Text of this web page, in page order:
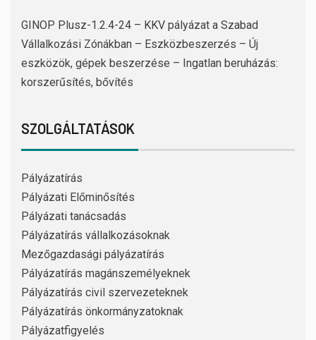
GINOP Plusz-1.2.4-24 – KKV pályázat a Szabad
Vállalkozási Zónákban – Eszközbeszerzés – Új
eszközök, gépek beszerzése – Ingatlan beruházás:
korszerűsítés, bővítés
SZOLGÁLTATÁSOK
Pályázatírás
Pályázati Előminősítés
Pályázati tanácsadás
Pályázatírás vállalkozásoknak
Mezőgazdasági pályázatírás
Pályázatírás magánszemélyeknek
Pályázatírás civil szervezeteknek
Pályázatírás önkormányzatoknak
Pályázatfigyelés